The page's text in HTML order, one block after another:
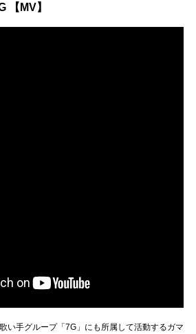
【MV】
い手グループ「7G」にも所属して活動するガマ